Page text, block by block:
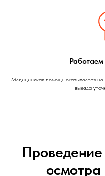
Медицинская помощь оказывается на
выезда
Проведение
осмотра